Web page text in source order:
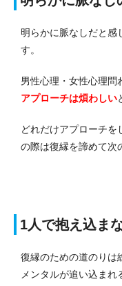
明らかに脈なしだと感
す。
男性心理・女性心理問
アプローチは煩わしい
どれだけアプローチを
の際は復縁を諦めて次
1人で抱え込ま
復縁のための道のりは
メンタルが追い込まれ